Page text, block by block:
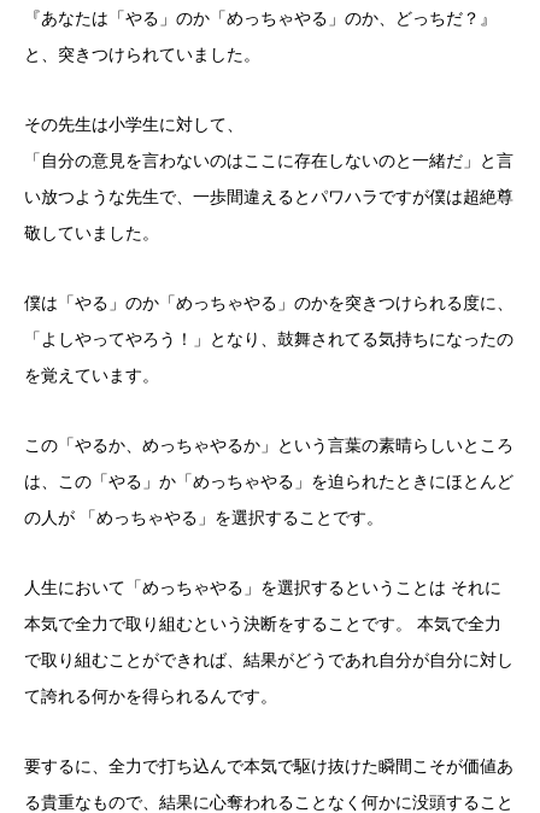
『あなたは「やる」のか「めっちゃやる」のか、どっちだ？』
と、突きつけられていました。
その先生は小学生に対して、
「自分の意見を言わないのはここに存在しないのと一緒だ」と言
い放つような先生で、一歩間違えるとパワハラですが僕は超絶尊
敬していました。
僕は「やる」のか「めっちゃやる」のかを突きつけられる度に、
「よしやってやろう！」となり、鼓舞されてる気持ちになったの
を覚えています。
この「やるか、めっちゃやるか」という言葉の素晴らしいところ
は、この「やる」か「めっちゃやる」を迫られたときにほとんど
の人が 「めっちゃやる」を選択することです。
人生において「めっちゃやる」を選択するということは それに
本気で全力で取り組むという決断をすることです。 本気で全力
で取り組むことができれば、結果がどうであれ自分が自分に対し
て誇れる何かを得られるんです。
要するに、全力で打ち込んで本気で駆け抜けた瞬間こそが価値あ
る貴重なもので、結果に心奪われることなく何かに没頭すること